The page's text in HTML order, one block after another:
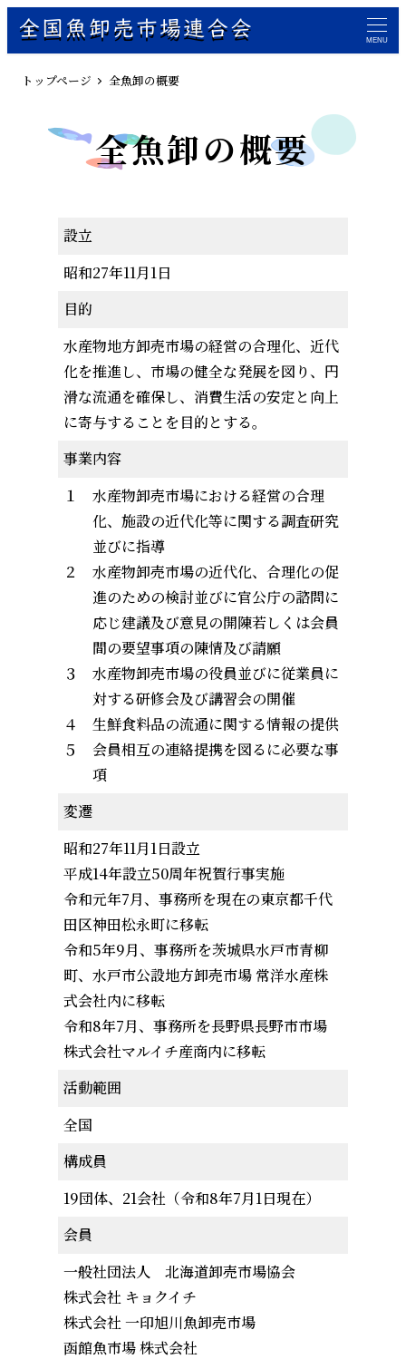
全国魚卸売市場連合会 MENU
トップページ 全魚卸の概要
全魚卸の概要
設立
昭和27年11月1日
目的
水産物地方卸売市場の経営の合理化、近代
化を推進し、市場の健全な発展を図り、円
滑な流通を確保し、消費生活の安定と向上
に寄与することを目的とする。
事業内容
１ 水産物卸売市場における経営の合理
化、施設の近代化等に関する調査研究
並びに指導
２ 水産物卸売市場の近代化、合理化の促
進のための検討並びに官公庁の諮問に
応じ建議及び意見の開陳若しくは会員
間の要望事項の陳情及び請願
３ 水産物卸売市場の役員並びに従業員に
対する研修会及び講習会の開催
４ 生鮮食料品の流通に関する情報の提供
５ 会員相互の連絡提携を図るに必要な事
項
変遷
昭和27年11月1日設立
平成14年設立50周年祝賀行事実施
令和元年7月、事務所を現在の東京都千代
田区神田松永町に移転
令和5年9月、事務所を茨城県水戸市青柳
町、水戸市公設地方卸売市場 常洋水産株
式会社内に移転
令和8年7月、事務所を長野県長野市市場
株式会社マルイチ産商内に移転
活動範囲
全国
構成員
19団体、21会社（令和8年7月1日現在）
会員
一般社団法人 北海道卸売市場協会
株式会社 キョクイチ
株式会社 一印旭川魚卸売市場
函館魚市場 株式会社